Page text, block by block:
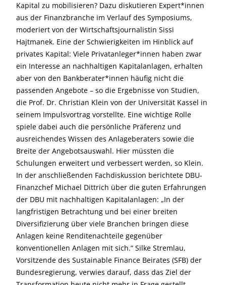
Kapital zu mobilisieren? Dazu diskutieren Expert*innen
aus der Finanzbranche im Verlauf des Symposiums,
moderiert von der Wirtschaftsjournalistin Sissi
Hajtmanek. Eine der Schwierigkeiten im Hinblick auf
privates Kapital: Viele Privatanleger*innen haben zwar
ein Interesse an nachhaltigen Kapitalanlagen, erhalten
aber von den Bankberater*innen häufig nicht die
passenden Angebote – so die Ergebnisse von Studien,
die Prof. Dr. Christian Klein von der Universität Kassel in
seinem Impulsvortrag vorstellte. Eine wichtige Rolle
spiele dabei auch die persönliche Präferenz und
ausreichendes Wissen des Anlageberaters sowie die
Breite der Angebotsauswahl. Hier müssten die
Schulungen erweitert und verbessert werden, so Klein.
In der anschließenden Fachdiskussion berichtete DBU-
Finanzchef Michael Dittrich über die guten Erfahrungen
der DBU mit nachhaltigen Kapitalanlagen: „In der
langfristigen Betrachtung und bei einer breiten
Diversifizierung über viele Branchen bringen diese
Anlagen keine Renditenachteile gegenüber
konventionellen Anlagen mit sich.“ Silke Stremlau,
Vorsitzende des Sustainable Finance Beirates (SFB) der
Bundesregierung, verwies darauf, dass das Ziel der